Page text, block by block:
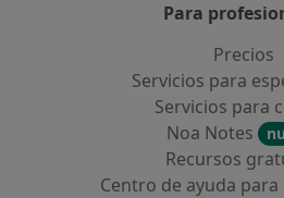
Para
Precios
Servicios para
Servicios para
Noa Notes
Recursos
Centro de ayuda para